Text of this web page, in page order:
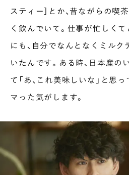
スティー］とか、昔ながらの喫
く飲んでいて。仕事が忙しく
にも、自分でなんとなくミル
いたんです。ある時、日本産の
て「あ、これ美味しいな」と思
マった気がします。